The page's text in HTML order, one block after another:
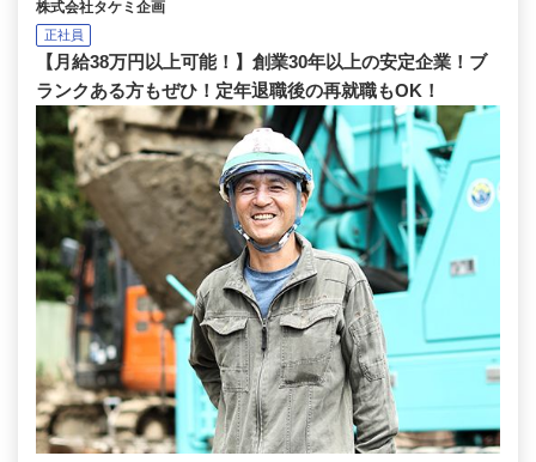
株式会社タケミ企画
正社員
【月給38万円以上可能！】創業30年以上の安定企業！ブ
ランクある方もぜひ！定年退職後の再就職もOK！